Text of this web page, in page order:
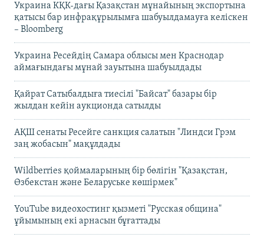
Украина КҚК-дағы Қазақстан мұнайының экспортына
қатысы бар инфрақұрылымға шабуылдамауға келіскен
– Bloomberg
Украина Ресейдің Самара облысы мен Краснодар
аймағындағы мұнай зауытына шабуылдады
Қайрат Сатыбалдыға тиесілі "Байсат" базары бір
жылдан кейін аукционда сатылды
АҚШ сенаты Ресейге санкция салатын "Линдси Грэм
заң жобасын" мақұлдады
Wildberries қоймаларының бір бөлігін "Қазақстан,
Өзбекстан және Беларуське көшірмек"
YouTube видеохостинг қызметі "Русская община"
ұйымының екі арнасын бұғаттады